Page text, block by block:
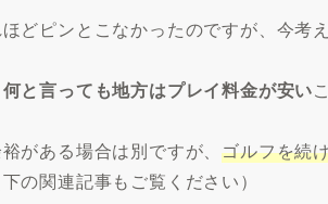
どピンとこなかったのですが、今考
何と言っても地方はプレイ料金が安い
がある場合は別ですが、ゴルフを続
の関連記事もご覧ください）